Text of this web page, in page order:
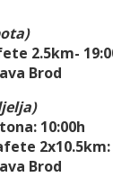
2.5km-
Brod
10:00h
2x10.5km:
Brod